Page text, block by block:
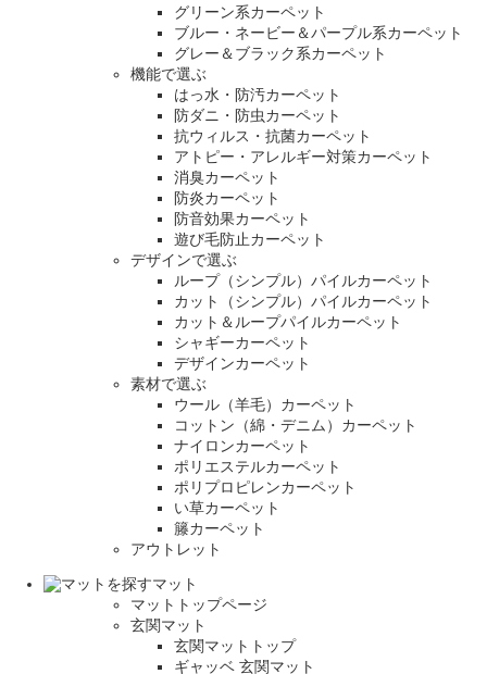
グリーン系カーペット
ブルー・ネービー＆パープル系カーペット
グレー＆ブラック系カーペット
機能で選ぶ
はっ水・防汚カーペット
防ダニ・防虫カーペット
抗ウィルス・抗菌カーペット
アトピー・アレルギー対策カーペット
消臭カーペット
防炎カーペット
防音効果カーペット
遊び毛防止カーペット
デザインで選ぶ
ループ（シンプル）パイルカーペット
カット（シンプル）パイルカーペット
カット＆ループパイルカーペット
シャギーカーペット
デザインカーペット
素材で選ぶ
ウール（羊毛）カーペット
コットン（綿・デニム）カーペット
ナイロンカーペット
ポリエステルカーペット
ポリプロピレンカーペット
い草カーペット
籐カーペット
アウトレット
マット
マットトップページ
玄関マット
玄関マットトップ
ギャッベ 玄関マット